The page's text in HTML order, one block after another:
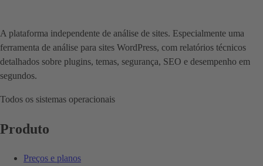
A plataforma independente de análise de sites. Especialmente uma
ferramenta de análise para sites WordPress, com relatórios técnicos
detalhados sobre plugins, temas, segurança, SEO e desempenho em
segundos.
Todos os sistemas operacionais
Produto
Preços e planos